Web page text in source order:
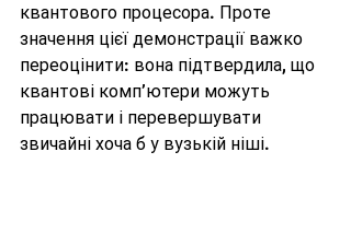
квантового процесора. Проте
значення цієї демонстрації важко
переоцінити: вона підтвердила, що
квантові комп’ютери можуть
працювати і перевершувати
звичайні хоча б у вузькій ніші.